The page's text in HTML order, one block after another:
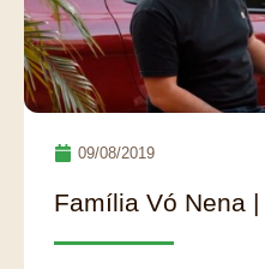
09/08/2019
Família Vó Nena